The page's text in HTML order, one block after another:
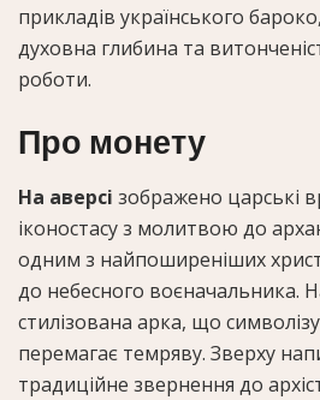
прикладів українського
духовна глибина та
роботи.
Про монету
На аверсі зображено царські
іконостасу з молитвою до
одним з найпоширеніших
до небесного воєначальника.
стилізована арка, що
перемагає темряву. Зверху
традиційне звернення до